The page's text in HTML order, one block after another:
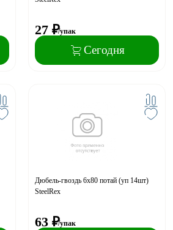
27 ₽/упак
Сегодня
Дюбель-гвоздь 6x80 потай (уп 14шт)
SteelRex
63 ₽/упак